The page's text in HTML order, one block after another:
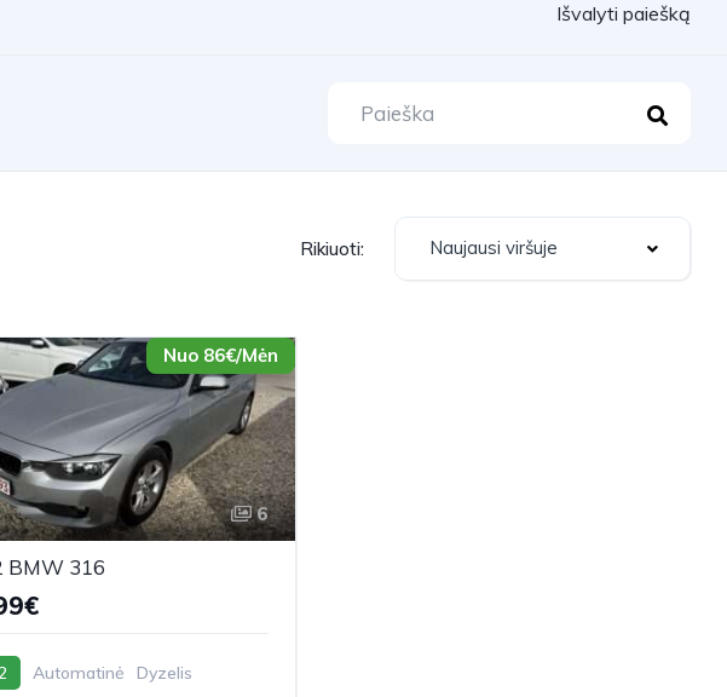
Išvalyti paiešką
Rikiuoti: Naujausi viršuje
Nuo 86€/Mėn
6
BMW 316
Automatinė Dyzelis